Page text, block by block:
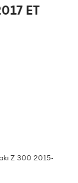
ET
Z 300 2015-